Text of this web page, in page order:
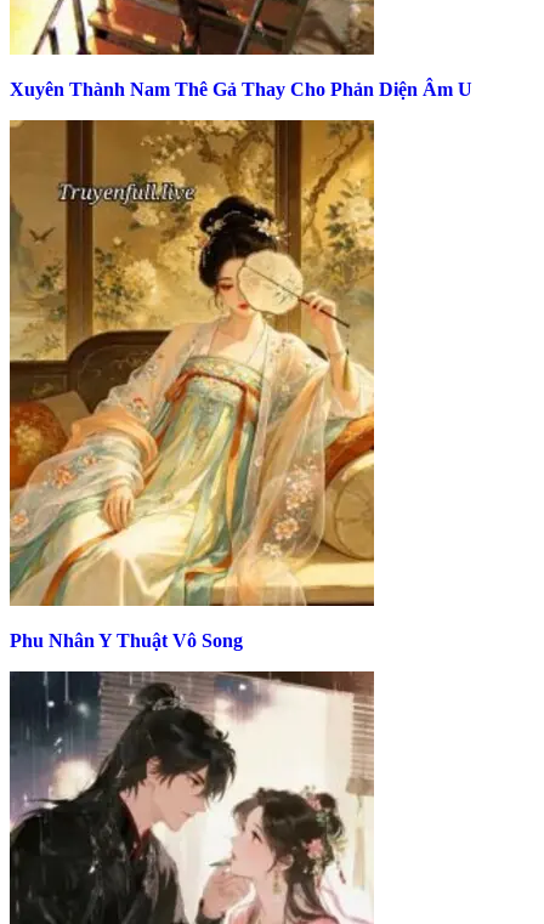
Xuyên Thành Nam Thê Gả Thay Cho Phản Diện Âm U
Phu Nhân Y Thuật Vô Song